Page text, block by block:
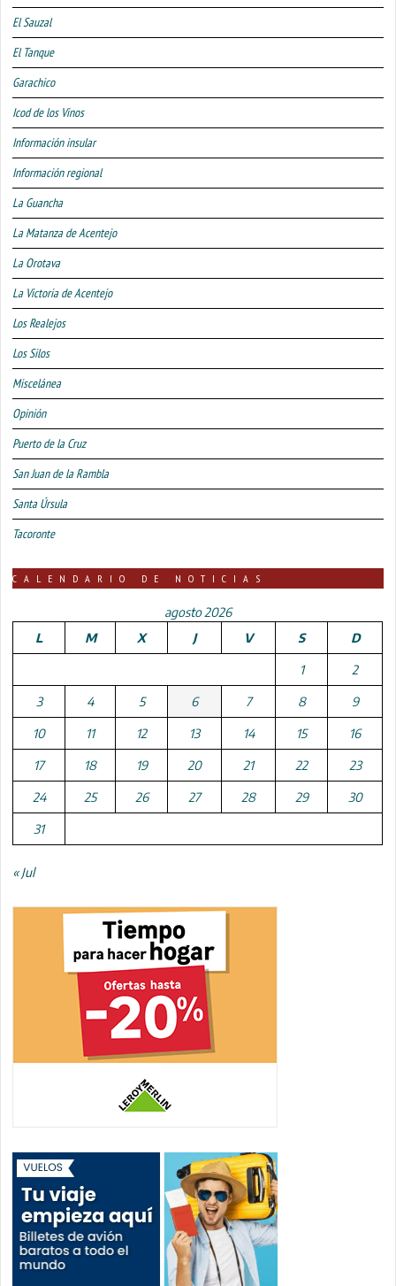
El Sauzal
El Tanque
Garachico
Icod de los Vinos
Información insular
Información regional
La Guancha
La Matanza de Acentejo
La Orotava
La Victoria de Acentejo
Los Realejos
Los Silos
Miscelánea
Opinión
Puerto de la Cruz
San Juan de la Rambla
Santa Úrsula
Tacoronte
CALENDARIO DE NOTICIAS
agosto 2026
L
M X J V S D
1 2
3 4 5 6 7 8 9
10 11 12 13 14 15 16
17 18 19 20 21 22 23
24 25 26 27 28 29 30
31
« Jul